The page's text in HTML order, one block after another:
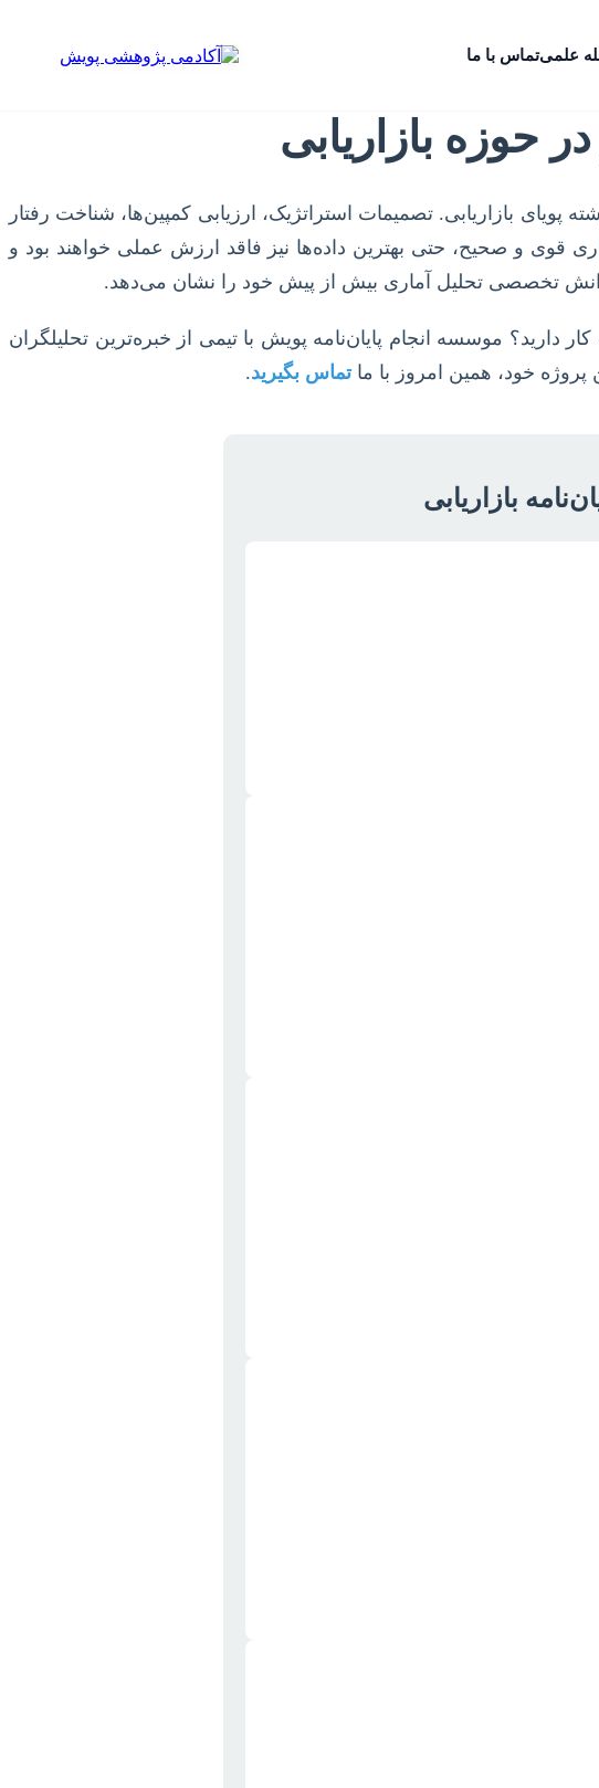
علمیتماس با ما
حوزه بازاریابی
بازاریابی. تصمیمات استراتژیک، ارزیابی کمپین‌ها، شناخت رفتار
قوی و صحیح، حتی بهترین داده‌ها نیز فاقد ارزش عملی خواهند بود و
تخصصی تحلیل آماری بیش از پیش خود را نشان می‌دهد.
دارید؟ موسسه انجام پایان‌نامه پویش با تیمی از خبره‌ترین تحلیلگران
خود، همین امروز با ما تماس بگیرید.
بازاریابی